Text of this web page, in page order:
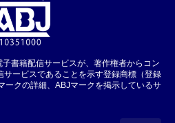
書籍配信サービスが、著作権者からコン
ービスであることを示す登録商標（登録
ークの詳細、ABJマークを掲示しているサ